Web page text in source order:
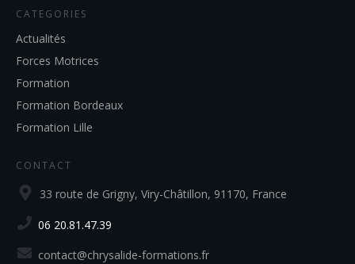
CATEGORIES
Actualités
Forces Motrices
Formation
Formation Bordeaux
Formation Lille
CONTACT
33 route de Grigny, Viry-Châtillon, 91170, France
06 20.81.47.39
contact@chrysalide-formations.fr